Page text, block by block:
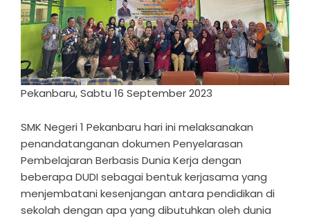
Pekanbaru, Sabtu 16 September 2023
SMK Negeri 1 Pekanbaru hari ini melaksanakan
penandatanganan dokumen Penyelarasan
Pembelajaran Berbasis Dunia Kerja dengan
beberapa DUDI sebagai bentuk kerjasama yang
menjembatani kesenjangan antara pendidikan di
sekolah dengan apa yang dibutuhkan oleh dunia